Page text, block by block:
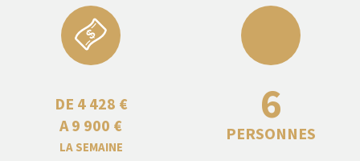
DE 4 428 €
A 9 900 €
LA SEMAINE
6
PERSONNES